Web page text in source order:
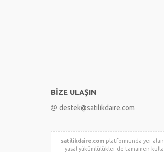
BİZE ULAŞIN
destek@satilikdaire.com
satilikdaire.com platformunda yer alan
yasal yükümlülükler de tamamen